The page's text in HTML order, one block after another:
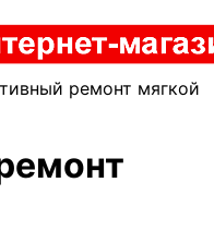
ремонт мягкой